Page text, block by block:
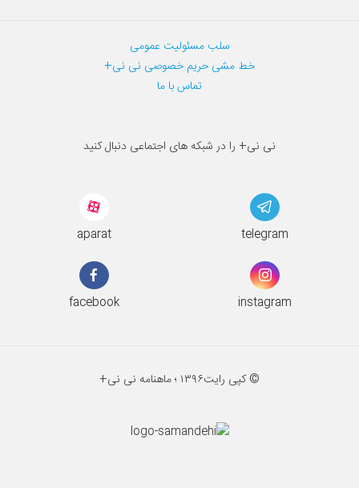
سلب مسئولیت عمومی
خط مشی حریم خصوصی نی نی+
تماس با ما
نی نی+ را در شبکه های اجتماعی دنبال کنید
aparat telegram
facebook instagram
© کپی رایت۱۳۹۶ ؛ ماهنامه نی نی+